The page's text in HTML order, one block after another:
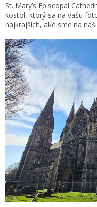
St. Mary’s Episcopal
kostol, ktorý sa na vašu
najkrajších, aké sme na